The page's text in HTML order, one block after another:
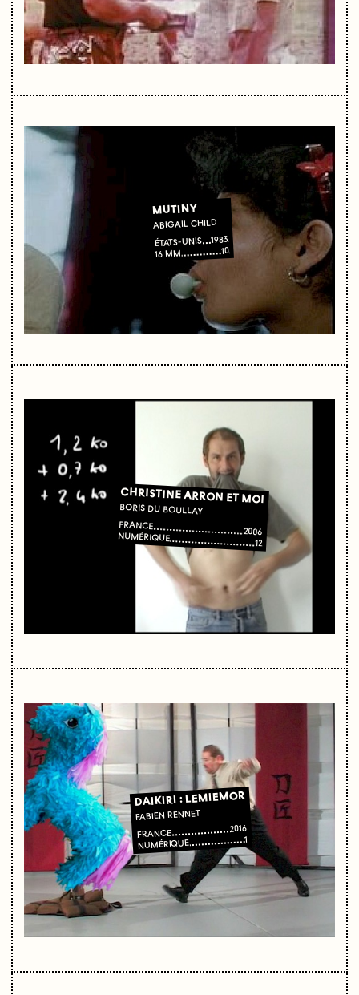
MUTINY
ABIGAIL CHILD
ÉTATS-UNIS 1983
16 MM 10
CHRISTINE ARRON ET MOI
BORIS DU BOULLAY
FRANCE
2006
NUMÉRIQUE 12
DAIKIRI : LEMIEMOR
FABIEN RENNET
FRANCE 2016
NUMÉRIQUE 1